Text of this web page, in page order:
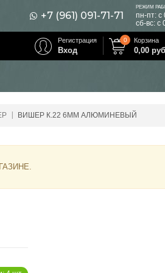
+7 (961) 091-71-71
РЕЖИМ
пн-пт: с
сб-вс: с
Корзина
0,00
0
Регистрация
Вход
ВИШЕР К.22 6ММ АЛЮМИНЕВЫЙ
.